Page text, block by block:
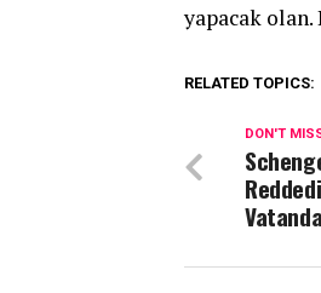
yapacak
RELATED TOPICS:
DON'T